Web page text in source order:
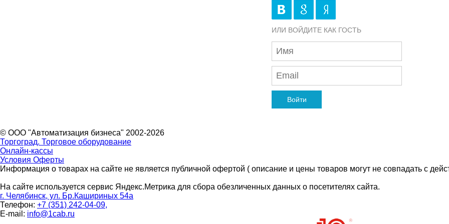
ИЛИ ВОЙДИТЕ КАК ГОСТЬ
Войти
© ООО "Автоматизация бизнеса" 2002-2026
Торгоград. Торговое оборудование
Онлайн-кассы
Условия Оферты
Информация о товарах на сайте не является публичной офертой ( описание и цены товаров могут не совпадать с
На сайте используется сервис Яндекс.Метрика для сбора обезличенных данных о посетителях сайта.
г. Челябинск, ул. Бр.Кашириных 54а
Телефон: +7 (351) 242-04-09,
E-mail: info@1cab.ru